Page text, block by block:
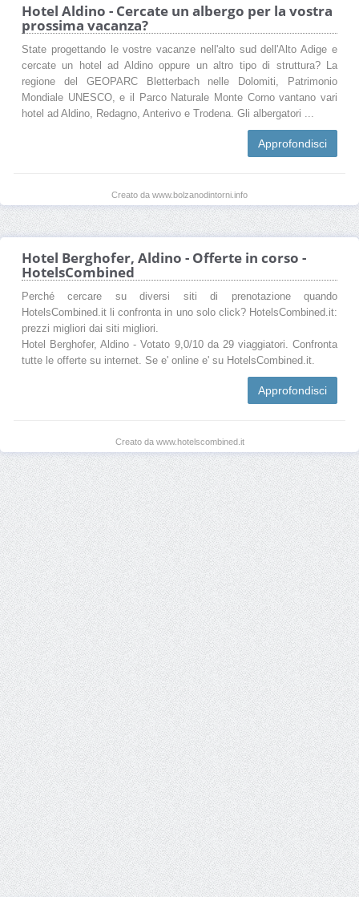
Hotel Aldino - Cercate un albergo per la vostra
prossima vacanza?
State progettando le vostre vacanze nell'alto sud dell'Alto Adige e
cercate un hotel ad Aldino oppure un altro tipo di struttura? La
regione del GEOPARC Bletterbach nelle Dolomiti, Patrimonio
Mondiale UNESCO, e il Parco Naturale Monte Corno vantano vari
hotel ad Aldino, Redagno, Anterivo e Trodena. Gli albergatori ...
Approfondisci
Creato da www.bolzanodintorni.info
Hotel Berghofer, Aldino - Offerte in corso -
HotelsCombined
Perché cercare su diversi siti di prenotazione quando
HotelsCombined.it li confronta in uno solo click? HotelsCombined.it:
prezzi migliori dai siti migliori.
Hotel Berghofer, Aldino - Votato 9,0/10 da 29 viaggiatori. Confronta
tutte le offerte su internet. Se e' online e' su HotelsCombined.it.
Approfondisci
Creato da www.hotelscombined.it